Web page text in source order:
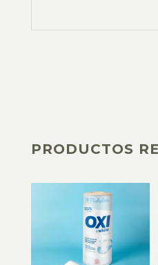
PRODUCTOS